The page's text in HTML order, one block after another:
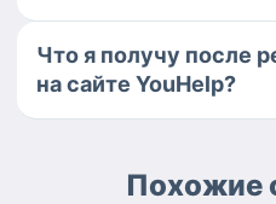
Что я получу после
на сайте YouHelp?
Похожие